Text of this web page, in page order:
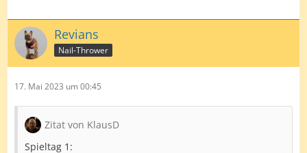
Revians
Nail-Thrower
17. Mai 2023 um 00:45
Zitat von KlausD
Spieltag 1: